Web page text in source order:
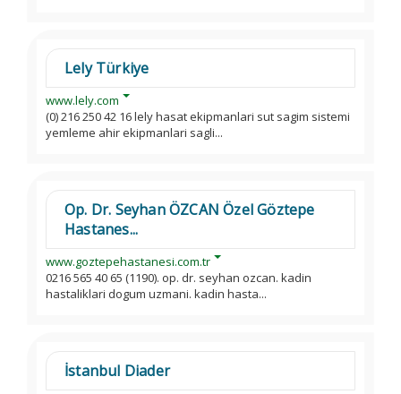
Lely Türkiye
www.lely.com
(0) 216 250 42 16 lely hasat ekipmanlari sut sagim sistemi
yemleme ahir ekipmanlari sagli...
Op. Dr. Seyhan ÖZCAN Özel Göztepe
Hastanes...
www.goztepehastanesi.com.tr
0216 565 40 65 (1190). op. dr. seyhan ozcan. kadin
hastaliklari dogum uzmani. kadin hasta...
İstanbul Diader